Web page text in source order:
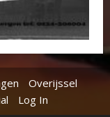
Overijssel
Log In